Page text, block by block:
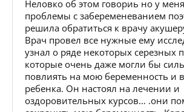
Неловко об этом говориь но у
проблемы с забеременеванием
решила обратиться к врачу
Врач провел все нужные ему
узнал о ряде некоторых серезных
которые очень даже могли бы
повлиять на мою беременность и
ребенка. Он настоял на лечении и
оздоровительных курсов… .они